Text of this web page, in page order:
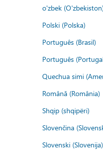
o'zbek
Polski (Polska)
Português (Brasil)
Português
Quechua simi
Română (România)
Shqip (shqipëri)
Slovenčina
Slovenski (Slovenija)